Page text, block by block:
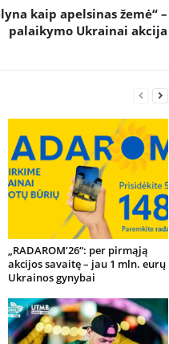
kaip apelsinas žemė“ –
palaikymo Ukrainai akcija
„RADAROM’26“: per pirmąją
akcijos savaitę – jau 1 mln. eurų
Ukrainos gynybai